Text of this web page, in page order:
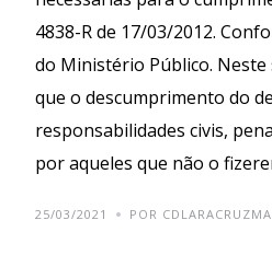
4838-R de 17/03/2012.
do Ministério Público.
que o descumprimento do
responsabilidades civis,
por aqueles que não o
25/03/2021 POR